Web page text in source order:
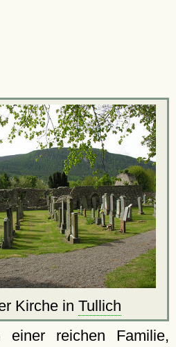
Kirche inTullich
einer reichen Familie,